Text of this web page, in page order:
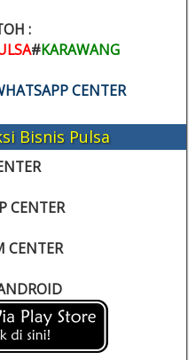
:
#KARAWANG
CENTER
Bisnis Pulsa
CENTER
CENTER